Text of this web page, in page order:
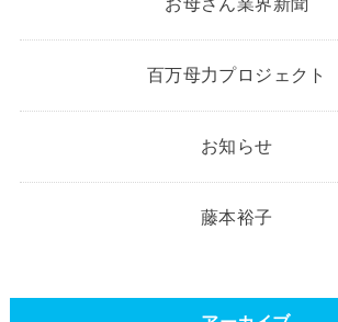
百万母力プロジェクト
お知らせ
藤本裕子